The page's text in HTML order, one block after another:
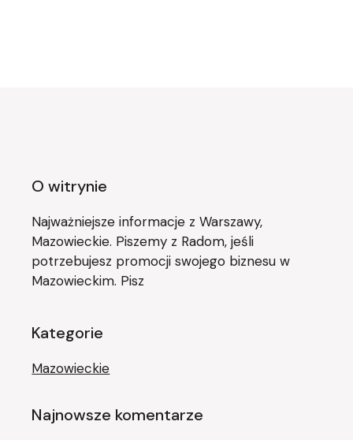
O witrynie
Najważniejsze informacje z Warszawy,
Mazowieckie. Piszemy z Radom, jeśli
potrzebujesz promocji swojego biznesu w
Mazowieckim. Pisz
Kategorie
Mazowieckie
Najnowsze komentarze